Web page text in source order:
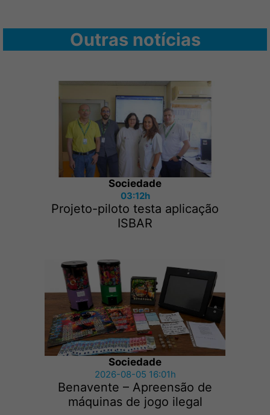
Outras notícias
Sociedade
03:12h
Projeto-piloto testa aplicação
ISBAR
Sociedade
2026-08-05 16:01h
Benavente – Apreensão de
máquinas de jogo ilegal